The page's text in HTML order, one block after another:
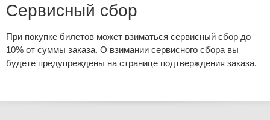
Сервисный сбор
При покупке билетов может взиматься сервисный сбор до
10% от суммы заказа. О взимании сервисного сбора вы
будете предупреждены на странице подтверждения заказа.